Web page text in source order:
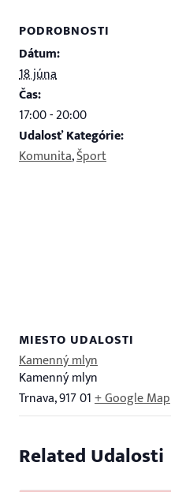
PODROBNOSTI
Dátum:
18 júna
Čas:
17:00 - 20:00
Udalosť Kategórie:
Komunita,Šport
MIESTO UDALOSTI
Kamenný mlyn
Kamenný mlyn
Trnava,917 01+ Google Map
Related Udalosti